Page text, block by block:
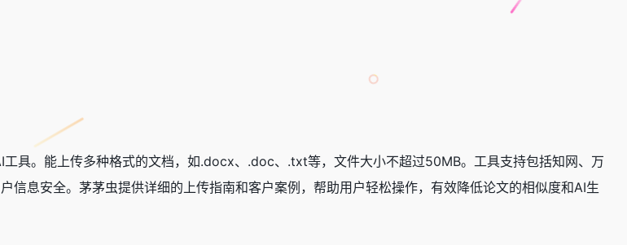
具。能上传多种格式的文档，如.docx、.doc、.txt等，文件大小不超过50MB。工具支持包括知网、万
信息安全。茅茅虫提供详细的上传指南和客户案例，帮助用户轻松操作，有效降低论文的相似度和AI生